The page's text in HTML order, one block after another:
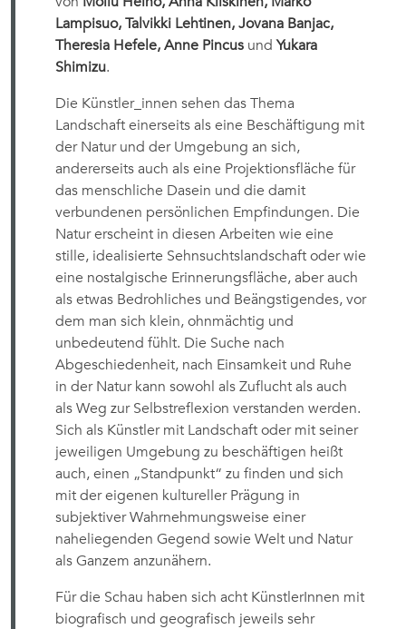
Lampisuo, Talvikki Lehtinen, Jovana Banjac,
Theresia Hefele, Anne Pincus undYukara
Shimizu.
Die Künstler_innen sehen das Thema
Landschaft einerseits als eine Beschäftigung mit
der Natur und der Umgebung an sich,
andererseits auch als eine Projektionsfläche für
das menschliche Dasein und die damit
verbundenen persönlichen Empfindungen. Die
Natur erscheint in diesen Arbeiten wie eine
stille, idealisierte Sehnsuchtslandschaft oder wie
eine nostalgische Erinnerungsfläche, aber auch
als etwas Bedrohliches und Beängstigendes, vor
dem man sich klein, ohnmächtig und
unbedeutend fühlt. Die Suche nach
Abgeschiedenheit, nach Einsamkeit und Ruhe
in der Natur kann sowohl als Zuflucht als auch
als Weg zur Selbstreflexion verstanden werden.
Sich als Künstler mit Landschaft oder mit seiner
jeweiligen Umgebung zu beschäftigen heißt
auch, einen „Standpunkt“ zu finden und sich
mit der eigenen kultureller Prägung in
subjektiver Wahrnehmungsweise einer
naheliegenden Gegend sowie Welt und Natur
als Ganzem anzunähern.
Für die Schau haben sich acht KünstlerInnen mit
biografisch und geografisch jeweils sehr